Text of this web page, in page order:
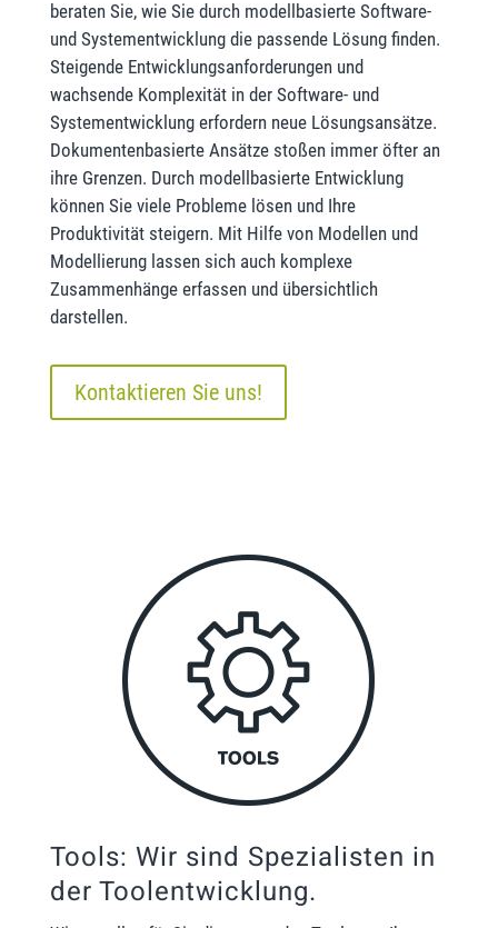
beraten Sie, wie Sie durch modellbasierte Software-
und Systementwicklung die passende Lösung finden.
Steigende Entwicklungsanforderungen und
wachsende Komplexität in der Software- und
Systementwicklung erfordern neue Lösungsansätze.
Dokumentenbasierte Ansätze stoßen immer öfter an
ihre Grenzen. Durch modellbasierte Entwicklung
können Sie viele Probleme lösen und Ihre
Produktivität steigern. Mit Hilfe von Modellen und
Modellierung lassen sich auch komplexe
Zusammenhänge erfassen und übersichtlich
darstellen.
Kontaktieren Sie uns!
Tools: Wir sind Spezialisten in
der Toolentwicklung.